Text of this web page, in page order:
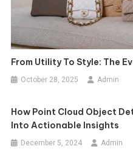
From Utility To Style: The
October 28, 2025 Admin
How Point Cloud Object
Into Actionable Insights
December 5, 2024 Admin